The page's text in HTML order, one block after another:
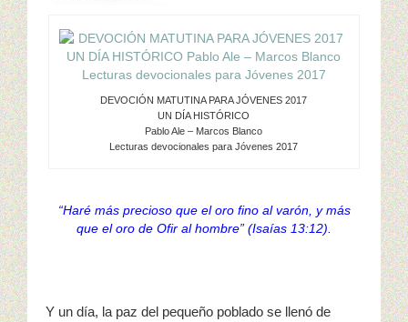
DEVOCIÓN MATUTINA PARA JÓVENES 2017
UN DÍA HISTÓRICO
Pablo Ale – Marcos Blanco
Lecturas devocionales para Jóvenes 2017
“Haré más precioso que el oro fino al varón, y más
que el oro de Ofir al hombre” (Isaías 13:12).
Y un día, la paz del pequeño poblado se llenó de